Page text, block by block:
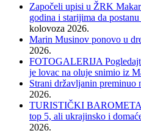
Započeli upisi u ŽRK
godina i starijima da
kolovoza 2026.
Marin Musinov ponovo u
2026.
FOTOGALERIJA
je lovac na oluje snimio iz
Strani državljanin preminuo
2026.
TURISTIČKI
top 5, ali ukrajinsko i
2026.